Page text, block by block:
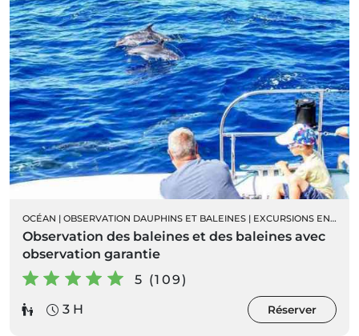
OCÉAN | OBSERVATION DAUPHINS ET BALEINES | EXCURSIONS EN BATEAU
Observation des baleines et des baleines avec
observation garantie
5 (109)
3 H
Réserver